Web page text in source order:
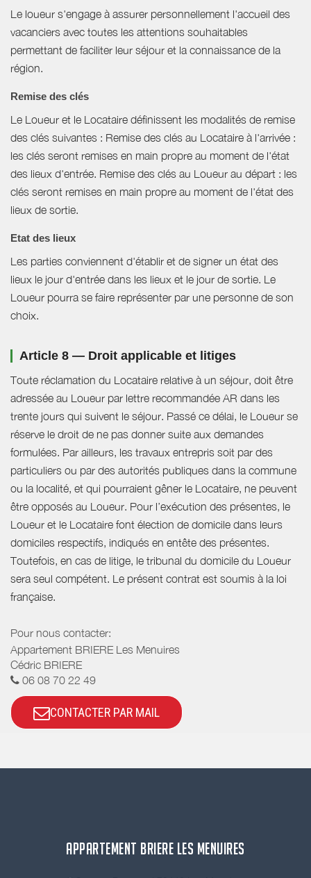
Le loueur s'engage à assurer personnellement l'accueil des
vacanciers avec toutes les attentions souhaitables
permettant de faciliter leur séjour et la connaissance de la
région.
Remise des clés
Le Loueur et le Locataire définissent les modalités de remise
des clés suivantes : Remise des clés au Locataire à l'arrivée :
les clés seront remises en main propre au moment de l'état
des lieux d'entrée. Remise des clés au Loueur au départ : les
clés seront remises en main propre au moment de l'état des
lieux de sortie.
Etat des lieux
Les parties conviennent d'établir et de signer un état des
lieux le jour d'entrée dans les lieux et le jour de sortie. Le
Loueur pourra se faire représenter par une personne de son
choix.
Article 8 — Droit applicable et litiges
Toute réclamation du Locataire relative à un séjour, doit être
adressée au Loueur par lettre recommandée AR dans les
trente jours qui suivent le séjour. Passé ce délai, le Loueur se
réserve le droit de ne pas donner suite aux demandes
formulées. Par ailleurs, les travaux entrepris soit par des
particuliers ou par des autorités publiques dans la commune
ou la localité, et qui pourraient gêner le Locataire, ne peuvent
être opposés au Loueur. Pour l’exécution des présentes, le
Loueur et le Locataire font élection de domicile dans leurs
domiciles respectifs, indiqués en entête des présentes.
Toutefois, en cas de litige, le tribunal du domicile du Loueur
sera seul compétent. Le présent contrat est soumis à la loi
française.
Pour nous contacter:
Appartement BRIERE Les Menuires
Cédric BRIERE
06 08 70 22 49
CONTACTER PAR MAIL
APPARTEMENT BRIERE LES MENUIRES